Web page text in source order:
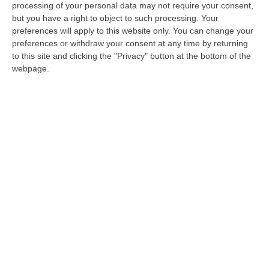
processing of your personal data may not require your consent,
but you have a right to object to such processing. Your
preferences will apply to this website only. You can change your
preferences or withdraw your consent at any time by returning
to this site and clicking the "Privacy" button at the bottom of the
webpage.
La promulgazione del decreto con il quale
vengono ufficialmente riconosciute le virtù
eroiche della Serva di Dio suor Crocifissa
Militerni